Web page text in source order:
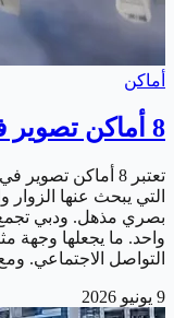
أماكن
8 أماكن تصوير في دبي مناسبة للإنستغرام
تعتبر 8 أماكن
التي يبحث عنها الزوار
بصري مذهل. ودبي تجمع
واحد. ما يجعلها وجهة
التواصل الاجتماعي.
9 يونيو 2026